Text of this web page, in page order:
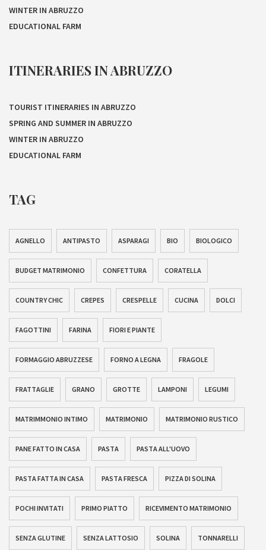
WINTER IN ABRUZZO
EDUCATIONAL FARM
ITINERARIES IN ABRUZZO
TOURIST ITINERARIES IN ABRUZZO
SPRING AND SUMMER IN ABRUZZO
WINTER IN ABRUZZO
EDUCATIONAL FARM
TAG
AGNELLO ANTIPASTO ASPARAGI BIO BIOLOGICO
BUDGET MATRIMONIO CONFETTURA CORATELLA
COUNTRY CHIC CREPES CRESPELLE CUCINA DOLCI
FAGOTTINI FARINA FIORI E PIANTE
FORMAGGIO ABRUZZESE FORNO A LEGNA FRAGOLE
FRATTAGLIE GRANO GROTTE LAMPONI LEGUMI
MATRIMMONIO INTIMO MATRIMONIO MATRIMONIO RUSTICO
PANE FATTO IN CASA PASTA PASTA ALL'UOVO
PASTA FATTA IN CASA PASTA FRESCA PIZZA DI SOLINA
POCHI INVITATI PRIMO PIATTO RICEVIMENTO MATRIMONIO
SENZA GLUTINE SENZA LATTOSIO SOLINA TONNARELLI